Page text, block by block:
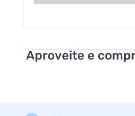
Aproveite e